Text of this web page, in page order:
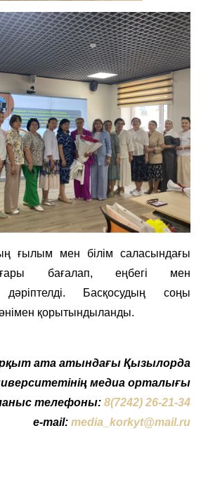
ғылым мен білім саласындағы
бағалап, еңбегі мен
Басқосудың соңы
әнімен қорытындыланды.
ата атындағы Қызылорда
медиа орталығы
телефоны: 8(7242) 26-21-34
e-mail: media_korkyt@mail.ru